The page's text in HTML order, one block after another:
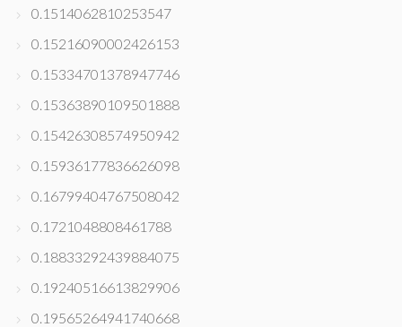
0.1514062810253547
0.15216090002426153
0.15334701378947746
0.15363890109501888
0.15426308574950942
0.15936177836626098
0.16799404767508042
0.1721048808461788
0.18833292439884075
0.19240516613829906
0.19565264941740668